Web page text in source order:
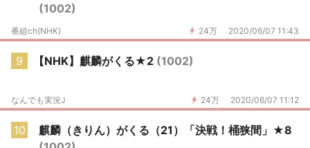
(1002)
24万 2020/06/07 11:43
番組ch(NHK)
9 【NHK】麒麟がくる★2 (1002)
24万 2020/06/07 11:12
なんでも実況J
10
麒麟（きりん）がくる（21）「決戦！桶狭間」★8